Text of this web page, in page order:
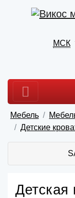
МСК
Мебель
Детские
Детская